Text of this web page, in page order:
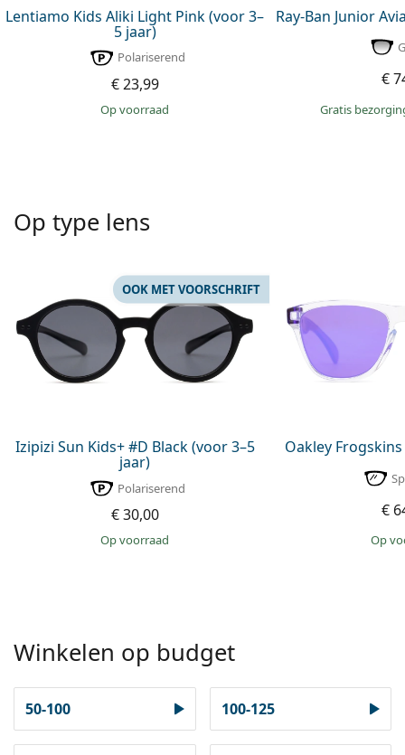
Lentiamo Kids Aliki Light Pink (voor 3–
5 jaar)
Polariserend
€ 23,99
op voorraad
Ray-Ban Junior
€
Gratis
Op type lens
Izipizi Sun Kids+ #D Black (voor 3–5
jaar)
OOK MET VOORSCHRIFT
Polariserend
€ 30,00
op voorraad
Oakley Frogskins
€
op
Winkelen op budget
50-100 100-125